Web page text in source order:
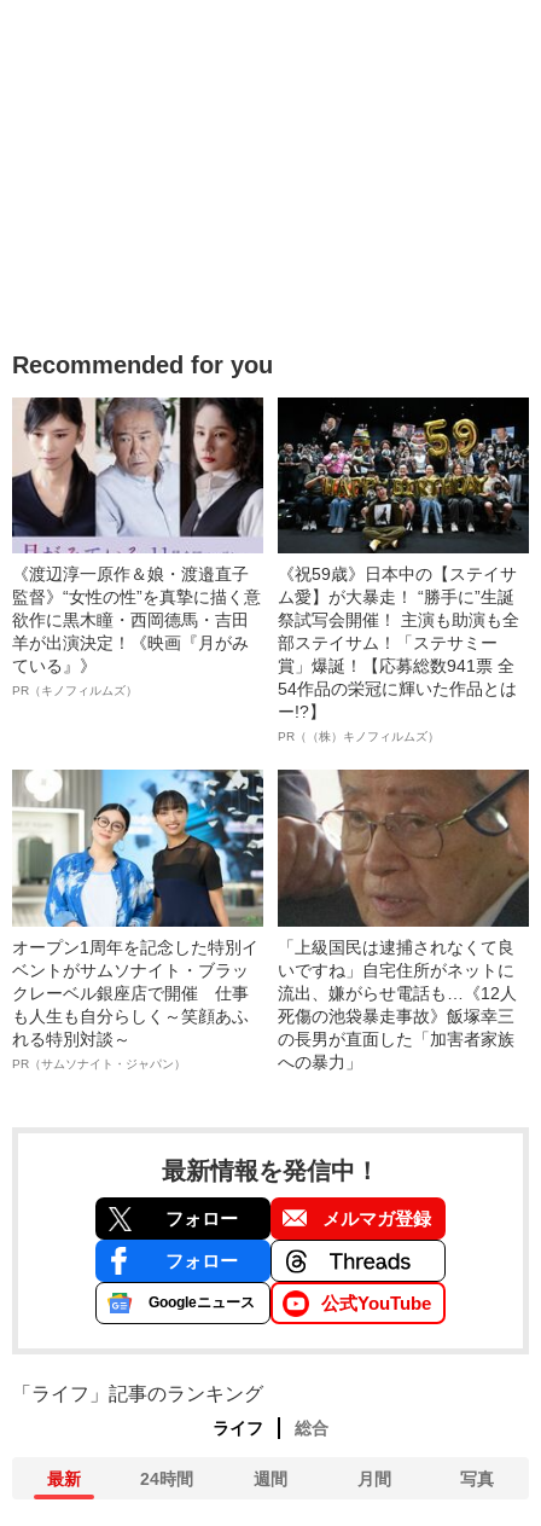
Recommended for you
《渡辺淳一原作＆娘・渡邉直子
監督》“女性の性”を真摯に描く意
欲作に黒木瞳・西岡德馬・吉田
羊が出演決定！《映画『月がみ
ている』》
PR（キノフィルムズ）
《祝59歳》日本中の【ステイサ
ム愛】が大暴走！ “勝手に”生誕
祭試写会開催！ 主演も助演も全
部ステイサム！「ステサミー
賞」爆誕！【応募総数941票 全
54作品の栄冠に輝いた作品とは
ー!?】
PR（（株）キノフィルムズ）
オープン1周年を記念した特別イ
ベントがサムソナイト・ブラッ
クレーベル銀座店で開催 仕事
も人生も自分らしく～笑顔あふ
れる特別対談～
PR（サムソナイト・ジャパン）
「上級国民は逮捕されなくて良
いですね」自宅住所がネットに
流出、嫌がらせ電話も…《12人
死傷の池袋暴走事故》飯塚幸三
の長男が直面した「加害者家族
への暴力」
最新情報を発信中！
フォロー メルマガ登録
フォロー
Googleニュース 公式YouTube
「ライフ」記事のランキング
ライフ 総合
最新 24時間 週間 月間 写真